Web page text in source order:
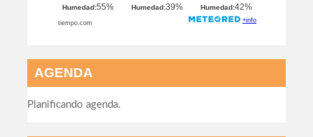
AGENDA
Planificando agenda.